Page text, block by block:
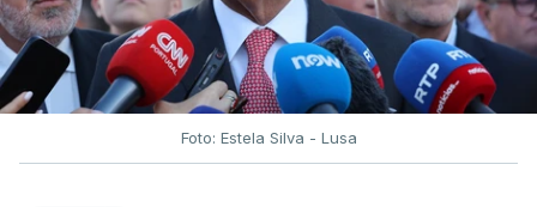
Foto: Estela Silva - Lusa